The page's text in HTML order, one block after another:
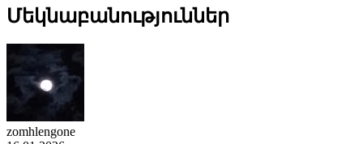
Մեկնաբանություններ
zomhlengone